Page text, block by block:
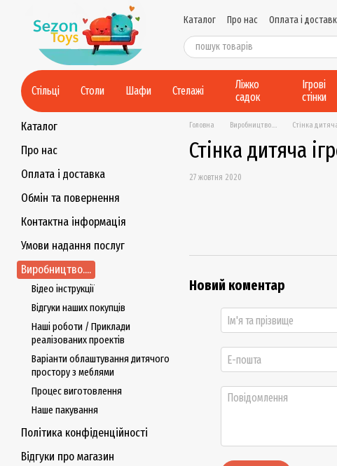
Перейти до основного контенту
Каталог Про нас Оплата і
Контактна інформація
Умови
Політика конфіденційності
Стільці Столи Шафи Стелажі
Ліжко
садок
Ігрові
стінки
Головна Виробництво.... Стінка
Стінка дитяча
27 жовтня 2020
Новий коментар
Каталог
Про нас
Оплата і доставка
Обмін та повернення
Контактна інформація
Умови надання послуг
Виробництво....
Відео інструкції
Відгуки наших покупців
Наші роботи / Приклади
реалізованих проектів
Варіанти облаштування дитячого
простору з меблями
Процес виготовлення
Наше пакування
Політика конфіденційності
Відгуки про магазин